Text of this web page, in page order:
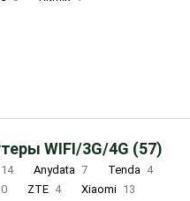
WIFI/3G/4G (57)
14 Anydata 7 Tenda 4
0 ZTE 4 Xiaomi 13